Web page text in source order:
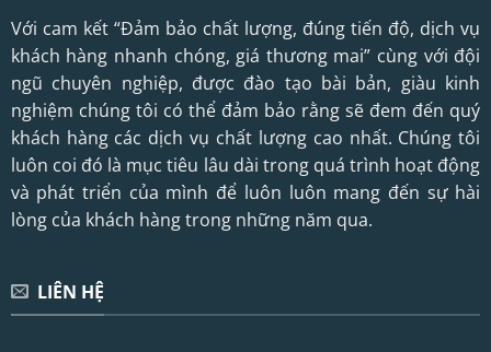
Với cam kết “Đảm bảo chất lượng, đúng tiến độ, dịch vụ
khách hàng nhanh chóng, giá thương mai” cùng với đội
ngũ chuyên nghiệp, được đào tạo bài bản, giàu kinh
nghiệm chúng tôi có thể đảm bảo rằng sẽ đem đến quý
khách hàng các dịch vụ chất lượng cao nhất. Chúng tôi
luôn coi đó là mục tiêu lâu dài trong quá trình hoạt động
và phát triển của mình để luôn luôn mang đến sự hài
lòng của khách hàng trong những năm qua.
LIÊN HỆ